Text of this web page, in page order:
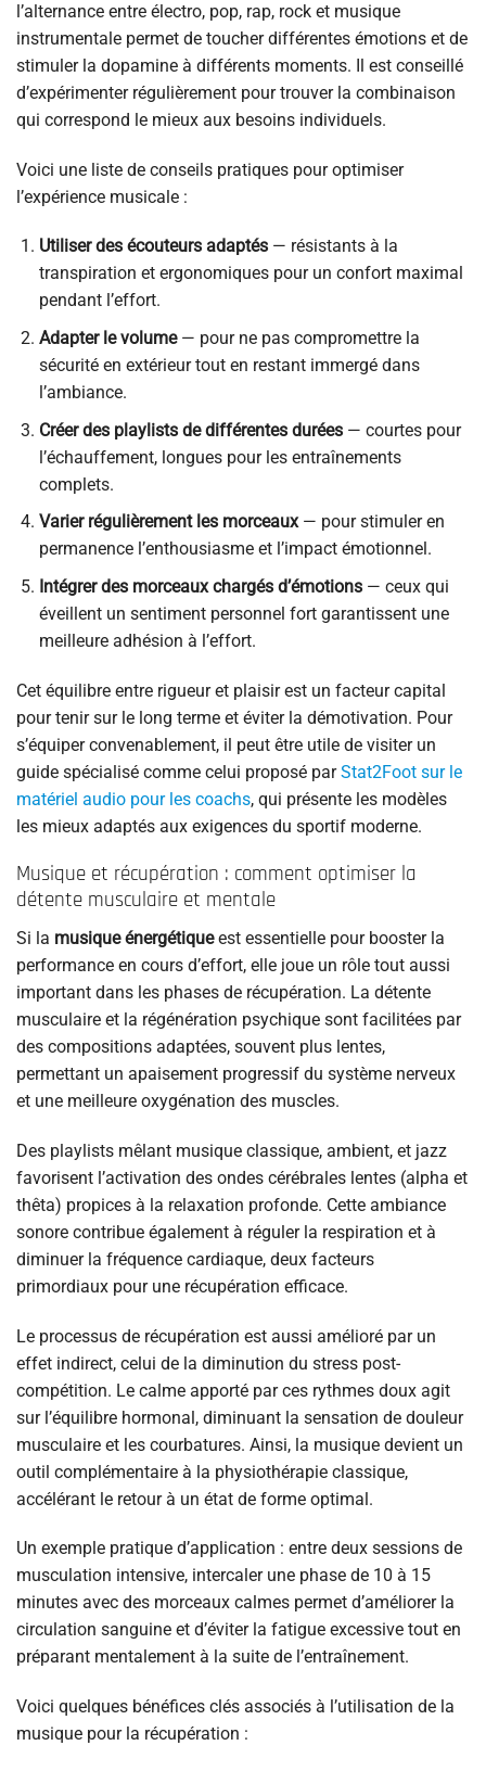
l’alternance entre électro, pop, rap, rock et musique
instrumentale permet de toucher différentes émotions et de
stimuler la dopamine à différents moments. Il est conseillé
d’expérimenter régulièrement pour trouver la combinaison
qui correspond le mieux aux besoins individuels.
Voici une liste de conseils pratiques pour optimiser
l’expérience musicale :
Utiliser des écouteurs adaptés— résistants à la
transpiration et ergonomiques pour un confort maximal
pendant l’effort.
Adapter le volume— pour ne pas compromettre la
sécurité en extérieur tout en restant immergé dans
l’ambiance.
Créer des playlists de différentes durées— courtes pour
l’échauffement, longues pour les entraînements
complets.
Varier régulièrement les morceaux— pour stimuler en
permanence l’enthousiasme et l’impact émotionnel.
Intégrer des morceaux chargés d’émotions— ceux qui
éveillent un sentiment personnel fort garantissent une
meilleure adhésion à l’effort.
Cet équilibre entre rigueur et plaisir est un facteur capital
pour tenir sur le long terme et éviter la démotivation. Pour
s’équiper convenablement, il peut être utile de visiter un
guide spécialisé comme celui proposé parStat2Foot sur le
matériel audio pour les coachs, qui présente les modèles
les mieux adaptés aux exigences du sportif moderne.
Musique et récupération : comment optimiser la
détente musculaire et mentale
Si la musique énergétiqueest essentielle pour booster la
performance en cours d’effort, elle joue un rôle tout aussi
important dans les phases de récupération. La détente
musculaire et la régénération psychique sont facilitées par
des compositions adaptées, souvent plus lentes,
permettant un apaisement progressif du système nerveux
et une meilleure oxygénation des muscles.
Des playlists mêlant musique classique, ambient, et jazz
favorisent l’activation des ondes cérébrales lentes (alpha et
thêta) propices à la relaxation profonde. Cette ambiance
sonore contribue également à réguler la respiration et à
diminuer la fréquence cardiaque, deux facteurs
primordiaux pour une récupération efficace.
Le processus de récupération est aussi amélioré par un
effet indirect, celui de la diminution du stress post-
compétition. Le calme apporté par ces rythmes doux agit
sur l’équilibre hormonal, diminuant la sensation de douleur
musculaire et les courbatures. Ainsi, la musique devient un
outil complémentaire à la physiothérapie classique,
accélérant le retour à un état de forme optimal.
Un exemple pratique d’application : entre deux sessions de
musculation intensive, intercaler une phase de 10 à 15
minutes avec des morceaux calmes permet d’améliorer la
circulation sanguine et d’éviter la fatigue excessive tout en
préparant mentalement à la suite de l’entraînement.
Voici quelques bénéfices clés associés à l’utilisation de la
musique pour la récupération :